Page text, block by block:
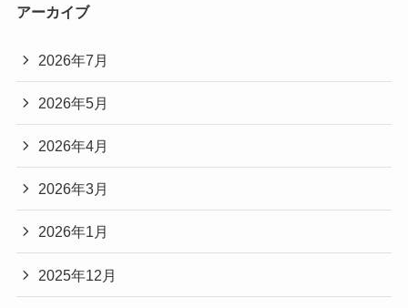
アーカイブ
2026年7月
2026年5月
2026年4月
2026年3月
2026年1月
2025年12月